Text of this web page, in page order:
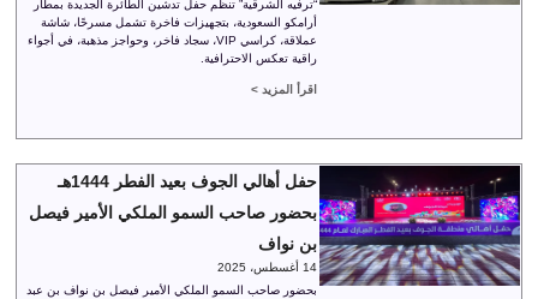
“ترفيه الشرقية” تنظم حفل تدشين الطائرة الجديدة بمطار
أرامكو السعودية، بتجهيزات فاخرة تشمل مسرحًا، شاشة
عملاقة، كراسي VIP، سجاد فاخر، وحواجز مذهبة، في أجواء
راقية تعكس الاحترافية.
اقرأ المزيد >
حفل أهالي الجوف بعيد الفطر 1444هـ
بحضور صاحب السمو الملكي الأمير فيصل
بن نواف
14 أغسطس، 2025
بحضور صاحب السمو الملكي الأمير فيصل بن نواف بن عبد